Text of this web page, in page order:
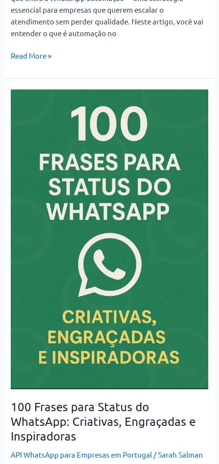
essencial para empresas que querem escalar o
atendimento sem perder qualidade. Neste artigo, você vai
entender o que é automação no
Read More »
100 Frases para Status do
WhatsApp: Criativas, Engraçadas e
Inspiradoras
API WhatsApp para Empresas em Portugal /Sarah Salman
WhatsApp: